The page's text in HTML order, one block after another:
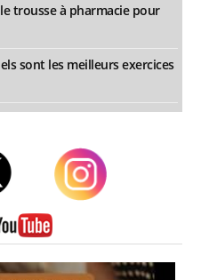
trousse à pharmacie pour
sont les meilleurs exercices